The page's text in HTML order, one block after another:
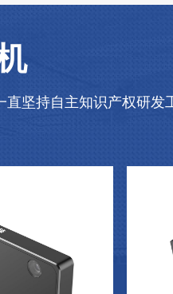
坚持自主知识产权研发